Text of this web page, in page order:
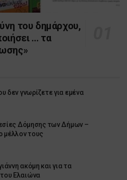
του δημάρχου,
… τα
δεν γνωρίζετε για εμένα
Δόμησης των Δήμων –
μέλλον τους
ακόμη και για τα
Ελαιώνα